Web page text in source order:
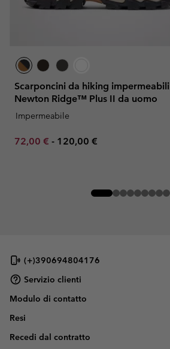
Scarponcini da hiking impermeabili
Newton Ridge™ Plus II da uomo
Impermeabile
Minimum sale price:
72,00 € - Maximum price:
120,00 €
(+)390694804176
Servizio clienti
Modulo di contatto
Resi
Recedi dal contratto